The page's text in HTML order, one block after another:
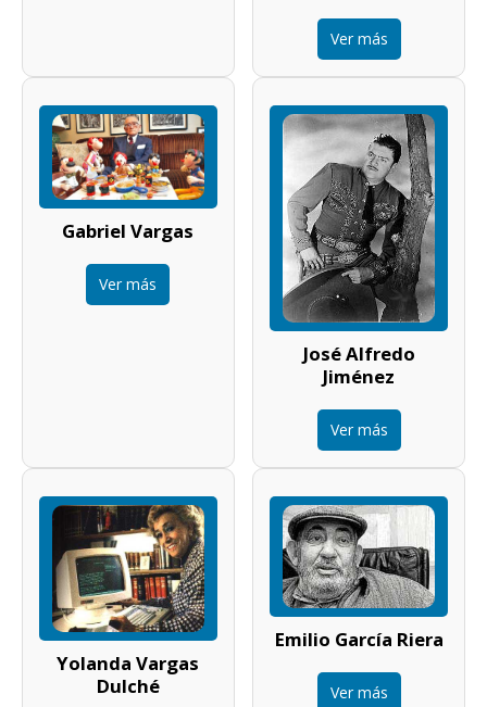
Ver más
Gabriel Vargas
Ver más
José Alfredo
Jiménez
Ver más
Yolanda Vargas
Dulché
Emilio García Riera
Ver más